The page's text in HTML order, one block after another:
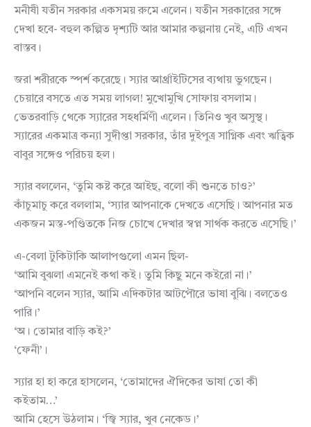
মনীষী যতীন সরকার একসময় রুমে এলেন। যতীন সরকারের সঙ্গে
দেখা হবে- বহুল কল্পিত দৃশ্যটি আর আমার কল্পনায় নেই, এটি এখন
বাস্তব।
জরা শরীরকে স্পর্শ করেছে। স্যার আর্থ্রাইটিসের ব্যথায় ভুগছেন।
চেয়ারে বসতে এত সময় লাগল! মুখোমুখি সোফায় বসলাম।
ভেতরবাড়ি থেকে স্যারের সহধর্মিণী এলেন। তিনিও খুব অসুস্থ।
স্যারের একমাত্র কন্যা সুদীপ্তা সরকার, তাঁর দুইপুত্র সাগ্নিক এবং ঋত্বিক
বাবুর সঙ্গেও পরিচয় হল।
স্যার বললেন, ‘তুমি কষ্ট করে আইছ, বলো কী শুনতে চাও?’
কাঁচুমাচু করে বললাম, ‘স্যার আপনাকে দেখতে এসেছি। আপনার মত
একজন মস্ত-পণ্ডিতকে নিজ চোখে দেখার স্বপ্ন সার্থক করতে এসেছি।’
এ-বেলা টুকিটাকি আলাপগুলো এমন ছিল-
‘আমি বুঝলা এমনেই কথা কই। তুমি কিছু মনে কইরো না।’
‘আপনি বলেন স্যার, আমি এদিকটার আটপৌরে ভাষা বুঝি। বলতেও
পারি।’
‘অ। তোমার বাড়ি কই?’
‘ফেনী’।
স্যার হা হা করে হাসলেন, ‘তোমাদের ঐদিকের ভাষা তো কী
কইতাম…’
আমি হেসে উঠলাম। ‘জ্বি স্যার, খুব নেকেড।’